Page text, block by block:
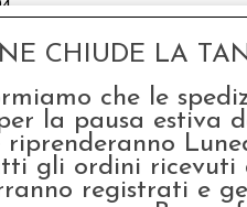
- INGLESE
CHIUDE LA
che le
la pausa estiva
riprenderanno
gli ordini ricevuti
registrati e